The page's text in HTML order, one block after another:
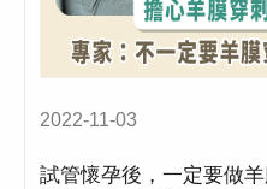
2022-11-03
試管懷孕後，一定要做